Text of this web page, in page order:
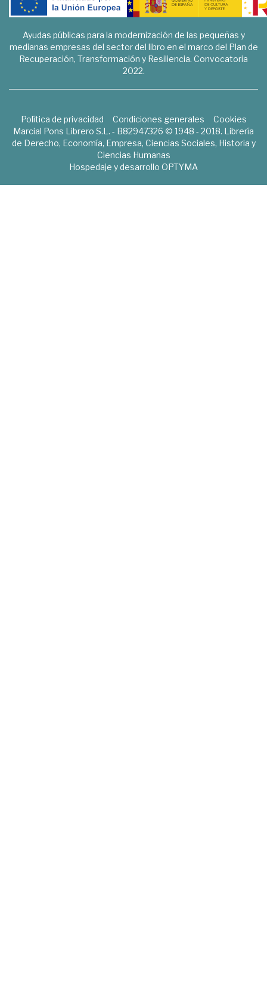
Ayudas públicas para la modernización de las pequeñas y
medianas empresas del sector del libro en el marco del Plan de
Recuperación, Transformación y Resiliencia. Convocatoria
2022.
Política de privacidad Condiciones generales
Cookies
Marcial Pons Librero S.L. - B82947326 © 1948 - 2018. Librería
de Derecho, Economía, Empresa, Ciencias Sociales, Historia y
Ciencias Humanas
Hospedaje y desarrollo OPTYMA